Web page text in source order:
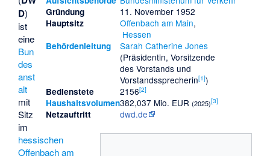
Gründung 11. November 1952
Hauptsitz Offenbach am Main,
Hessen
Behördenleitung
Sarah Catherine Jones
(Präsidentin, Vorsitzende
des Vorstands und
Vorstandssprecherin[1])
Bedienstete 2156[2]
Haushaltsvolumen382,037 Mio. EUR (2025)[3]
Netzauftritt dwd.de
D)
ist
eine
Bun
des
anst
alt
mit
Sitz
im
hessischen
Offenbach am